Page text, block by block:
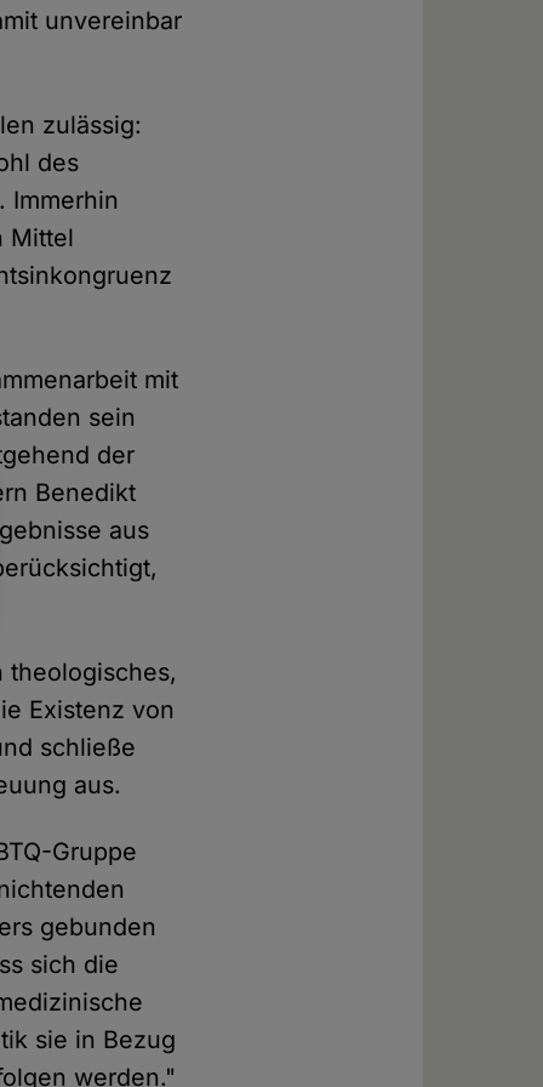
unvereinbar
zulässig:
des
Immerhin
Mittel
mit
sein
der
Benedikt
aus
theologisches,
Existenz von
schließe
aus.
Gruppe
gebunden
sich die
sie in Bezug
werden."